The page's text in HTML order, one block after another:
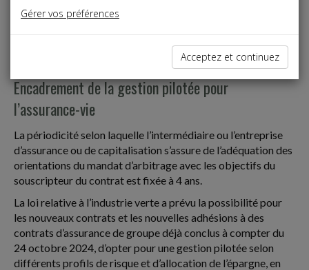
j
Patrimoine
Encadrement de la gestion pilotée pour
l’assurance-vie
La périodicité selon laquelle l’intermédiaire ou l’entreprise
d’assurance ou de capitalisation s’assure de l’adéquation des
orientations du mandat d’arbitrage avec les objectifs du
souscripteur du contrat est fixée à 4 ans.
La loi relative à l’industrie verte a prévu la possibilité pour
les nouveaux contrats et les nouvelles adhésions à des
contrats d’assurance de groupe déjà conclus à compter du
24 octobre 2024, d’opter pour une gestion pilotée selon
différents profils de risque et d’allocation de l’épargne, en
Gérer vos préférences
Acceptez et continuez